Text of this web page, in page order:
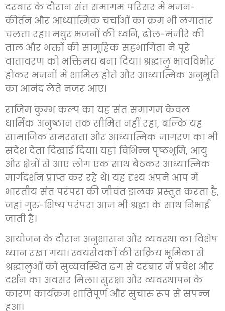
दरबार के दौरान संत समागम परिसर में भजन-
कीर्तन और आध्यात्मिक चर्चाओं का क्रम भी लगातार
चलता रहा। मधुर भजनों की ध्वनि, ढोल-मंजीरे की
ताल और भक्तों की सामूहिक सहभागिता ने पूरे
वातावरण को भक्तिमय बना दिया। श्रद्धालु भावविभोर
होकर भजनों में शामिल होते और आध्यात्मिक अनुभूति
का आनंद लेते नजर आए।
राजिम कुम्भ कल्प का यह संत समागम केवल
धार्मिक अनुष्ठान तक सीमित नहीं रहा, बल्कि यह
सामाजिक समरसता और आध्यात्मिक जागरण का भी
संदेश देता दिखाई दिया। यहां विभिन्न पृष्ठभूमि, आयु
और क्षेत्रों से आए लोग एक साथ बैठकर आध्यात्मिक
मार्गदर्शन प्राप्त कर रहे थे। यह दृश्य अपने आप में
भारतीय संत परंपरा की जीवंत झलक प्रस्तुत करता है,
जहां गुरु-शिष्य परंपरा आज भी श्रद्धा के साथ निभाई
जाती है।
आयोजन के दौरान अनुशासन और व्यवस्था का विशेष
ध्यान रखा गया। स्वयंसेवकों की सक्रिय भूमिका से
श्रद्धालुओं को सुव्यवस्थित ढंग से दरबार में प्रवेश और
दर्शन का अवसर मिला। सुरक्षा और व्यवस्थापन के
कारण कार्यक्रम शांतिपूर्ण और सुचारु रूप से संपन्न
हुआ।